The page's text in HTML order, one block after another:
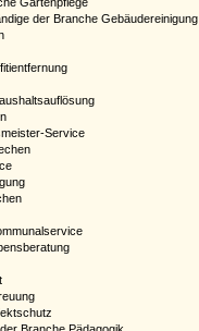
der Branche Gebäudereinigung
Service